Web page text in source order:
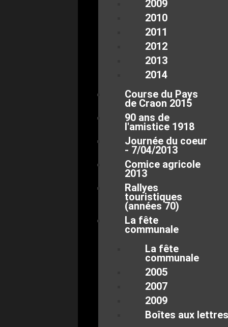
2009
2010
2011
2012
2013
2014
Course du Pays
de Craon 2015
90 ans de
l'amistice 1918
Journée du coeur
- 7/04/2013
Comice agricole
2013
Rallyes
touristiques
(années 70)
La fête
communale
La fête
communale
2005
2007
2009
Boîtes aux lettres